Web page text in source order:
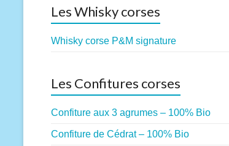
Les Whisky corses
Whisky corse P&M signature
Les Confitures corses
Confiture aux 3 agrumes – 100% Bio
Confiture de Cédrat – 100% Bio